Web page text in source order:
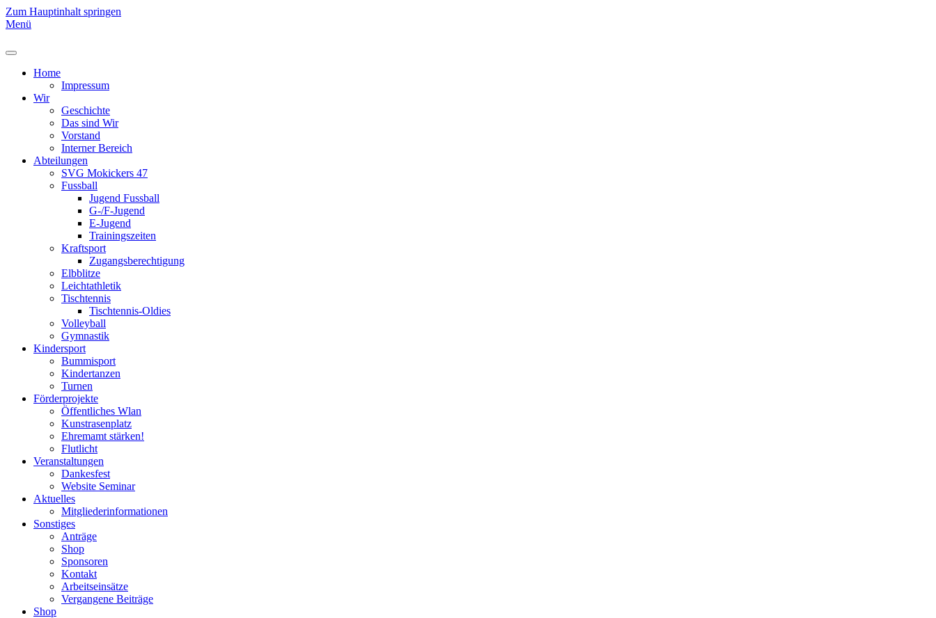
Zum Hauptinhalt springen
Menü
Home
Impressum
Wir
Geschichte
Das sind Wir
Vorstand
Interner Bereich
Abteilungen
SVG Mokickers 47
Fussball
Jugend Fussball
G-/F-Jugend
E-Jugend
Trainingszeiten
Kraftsport
Zugangsberechtigung
Elbblitze
Leichtathletik
Tischtennis
Tischtennis-Oldies
Volleyball
Gymnastik
Kindersport
Bummisport
Kindertanzen
Turnen
Förderprojekte
Öffentliches Wlan
Kunstrasenplatz
Ehremamt stärken!
Flutlicht
Veranstaltungen
Dankesfest
Website Seminar
Aktuelles
Mitgliederinformationen
Sonstiges
Anträge
Shop
Sponsoren
Kontakt
Arbeitseinsätze
Vergangene Beiträge
Shop